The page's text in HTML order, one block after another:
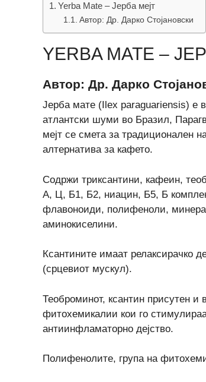
Yerba Mate – Јерба мејт
Автор: Др. Дарко Стојановски
YERBA MATE –
Автор: Др. Дарко
Јерба мате (Ilex paraguariensis) е
атлантски шуми во Бразил,
мејт се смета за традиционален
алтернатива за кафето.
Содржи триксантини, кафеин,
А, Ц, Б1, Б2, ниацин, Б5, Б
флавоноиди, полифеноли,
аминокиселини.
Ксантините имаат релаксирачко
(срцевиот мускул).
Теоброминот, ксантин присутен и
фитохемикалии кои го
антиинфламаторно дејство.
Полифенолите, група на